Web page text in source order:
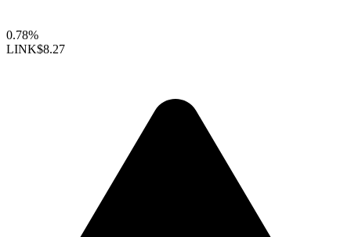
0.78%
LINK$8.27